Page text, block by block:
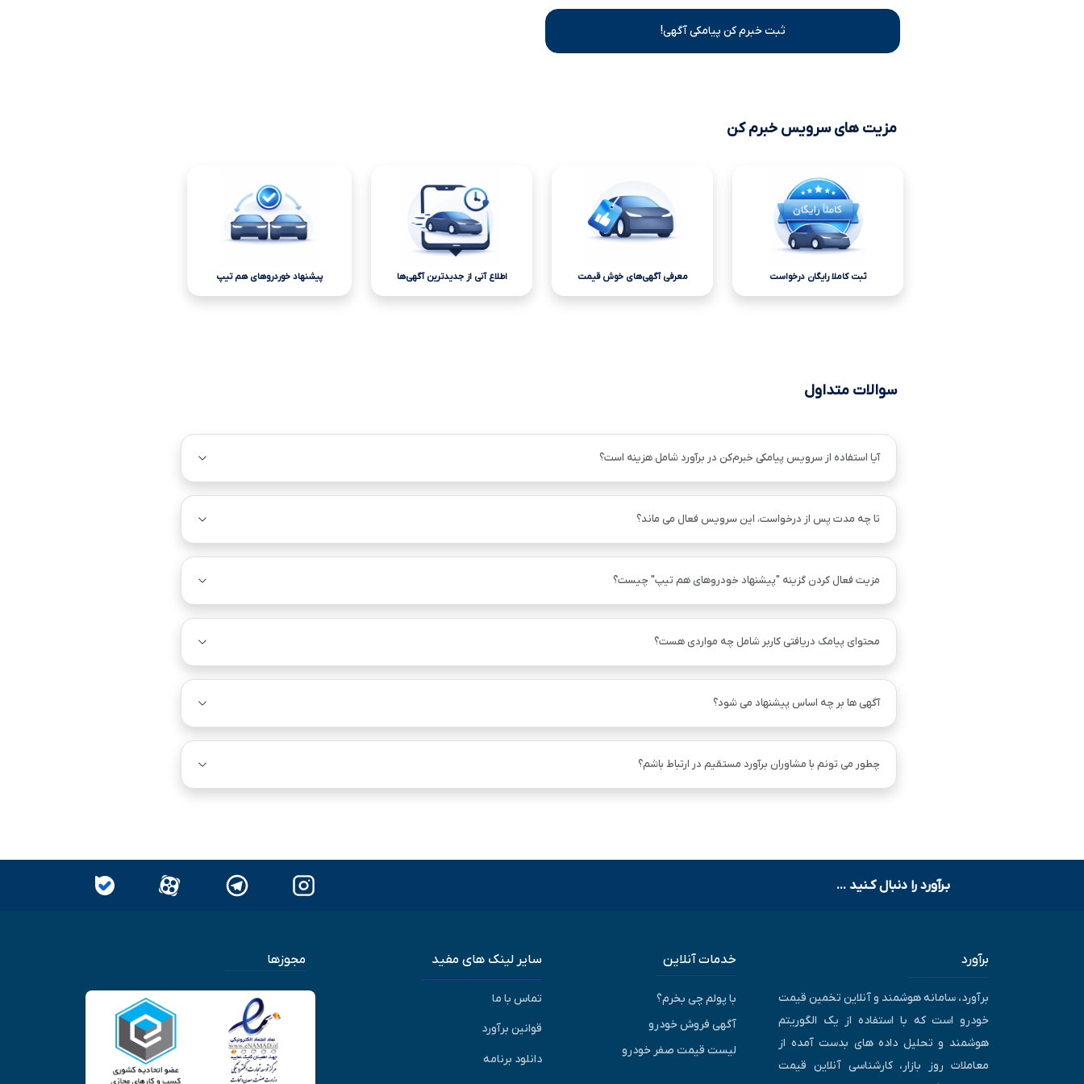
ثبت خبرم کن پیامکی آگهی!
مزیت های سرویس خبرم کن
ثبت کاملا رایگان درخواست معرفی آگهی‌های خوش قیمت اطلاع آنی از جدیدترین آگهی‌ها پیشنهاد خوردروهای هم تیپ
سوالات متداول
آیا استفاده از سرویس پیامکی خبرم‌کن در برآورد شامل هزینه است؟
تا چه مدت پس از درخواست، این سرویس فعال می ماند؟
مزیت فعال کردن گزینه "پیشنهاد خودروهای هم ‌تیپ" چیست؟
محتوای پیامک دریافتی کاربر شامل چه مواردی هست؟
آگهی ها بر چه اساس پیشنهاد می شود؟
چطور می تونم با مشاوران برآورد مستقیم در ارتباط باشم؟
بـرآورد را دنبال کـنید ...
برآورد
برآورد، سامانه هوشمند و آنلاین تخمین قیمت
خودرو است که با استفاده از یک الگوریتم
هوشمند و تحلیل داده های بدست آمده از
معاملات روز بازار، کارشناسی آنلاین قیمت
خدمات آنلاین
با پولم چی بخرم؟
آگهی فروش خودرو
لیست قیمت صفر خودرو
سایر لینک های مفید
تماس با ما
قوانین برآورد
دانلود برنامه
مجوزها